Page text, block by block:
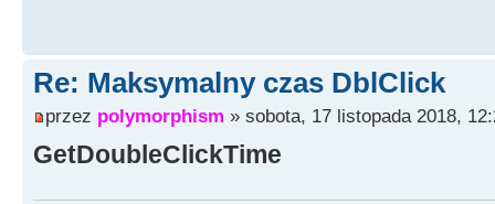
Re: Maksymalny czas DblClick
przez polymorphism » sobota, 17 listopada 2018,
GetDoubleClickTime